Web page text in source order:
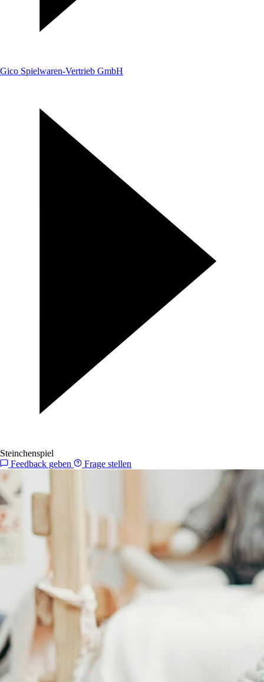
Gico Spielwaren-Vertrieb GmbH
Steinchenspiel
Feedback geben
Frage stellen